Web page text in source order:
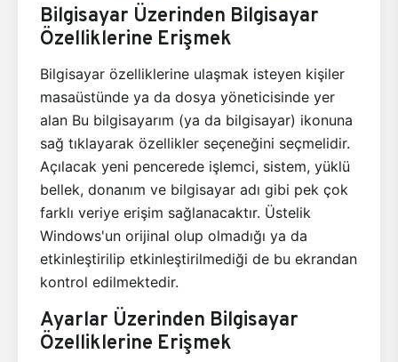
Bilgisayar Üzerinden Bilgisayar
Özelliklerine Erişmek
Bilgisayar özelliklerine ulaşmak isteyen kişiler
masaüstünde ya da dosya yöneticisinde yer
alan Bu bilgisayarım (ya da bilgisayar) ikonuna
sağ tıklayarak özellikler seçeneğini seçmelidir.
Açılacak yeni pencerede işlemci, sistem, yüklü
bellek, donanım ve bilgisayar adı gibi pek çok
farklı veriye erişim sağlanacaktır. Üstelik
Windows'un orijinal olup olmadığı ya da
etkinleştirilip etkinleştirilmediği de bu ekrandan
kontrol edilmektedir.
Ayarlar Üzerinden Bilgisayar
Özelliklerine Erişmek